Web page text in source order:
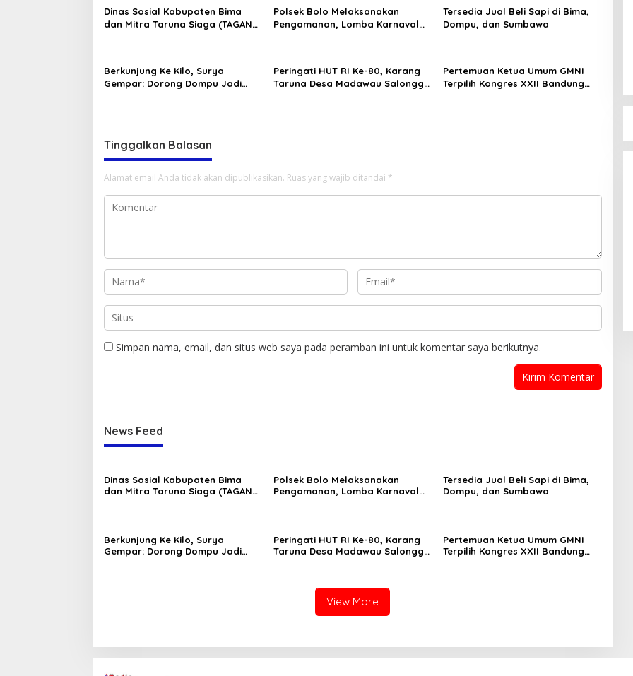
Dinas Sosial Kabupaten Bima
dan Mitra Taruna Siaga (TAGANA)
Polsek Bolo Melaksanakan
Pengamanan, Lomba Karnaval
Tersedia Jual Beli Sapi di Bima,
Dompu, dan Sumbawa
Berkunjung Ke Kilo, Surya
Gempar: Dorong Dompu Jadi
Peringati HUT RI Ke-80, Karang
Taruna Desa Madawau Salongga
Pertemuan Ketua Umum GMNI
Terpilih Kongres XXII Bandung
Tinggalkan Balasan
Alamat email Anda tidak akan dipublikasikan. Ruas yang wajib ditandai *
Simpan nama, email, dan situs web saya pada peramban ini untuk komentar saya berikutnya.
News Feed
Dinas Sosial Kabupaten Bima
dan Mitra Taruna Siaga (TAGANA)
Polsek Bolo Melaksanakan
Pengamanan, Lomba Karnaval
Tersedia Jual Beli Sapi di Bima,
Dompu, dan Sumbawa
Berkunjung Ke Kilo, Surya
Gempar: Dorong Dompu Jadi
Peringati HUT RI Ke-80, Karang
Taruna Desa Madawau Salongga
Pertemuan Ketua Umum GMNI
Terpilih Kongres XXII Bandung
View More
DPW PAN